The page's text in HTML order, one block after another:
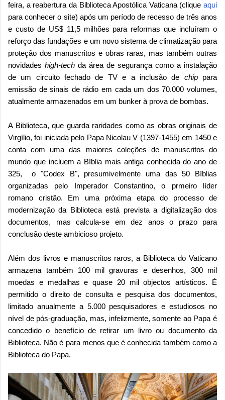
feira, a reabertura da Biblioteca Apostólica Vaticana (clique aqui
para conhecer o site) após um período de recesso de três anos
e custo de US$ 11,5 milhões para reformas que incluíram o
reforço das fundações e um novo sistema de climatização para
proteção dos manuscritos e obras raras, mas também outras
novidades high-tech da área de segurança como a instalação
de um circuito fechado de TV e a inclusão de chippara
emissão de sinais de rádio em cada um dos 70.000 volumes,
atualmente armazenados em um bunker à prova de bombas.
A Biblioteca, que guarda raridades como as obras originais de
Virgílio, foi iniciada pelo Papa Nicolau V (1397-1455) em 1450 e
conta com uma das maiores coleções de manuscritos do
mundo que incluem a BIblia mais antiga conhecida do ano de
325, o "Codex B", presumivelmente uma das 50 Bíblias
organizadas pelo Imperador Constantino, o prmeiro líder
romano cristão. Em uma próxima etapa do processo de
modernização da Biblioteca está prevista a digitalização dos
documentos, mas calcula-se em dez anos o prazo para
conclusão deste ambicioso projeto.
Além dos livros e manuscritos raros, a Biblioteca do Vaticano
armazena também 100 mil gravuras e desenhos, 300 mil
moedas e medalhas e quase 20 mil objectos artísticos. É
permitido o direito de consulta e pesquisa dos documentos,
limitado anualmente a 5.000 pesquisadores e estudiosos no
nível de pós-graduação, mas, infelizmente, somente ao Papa é
concedido o benefício de retirar um livro ou documento da
Biblioteca. Não é para menos que é conhecida também como a
Biblioteca do Papa.